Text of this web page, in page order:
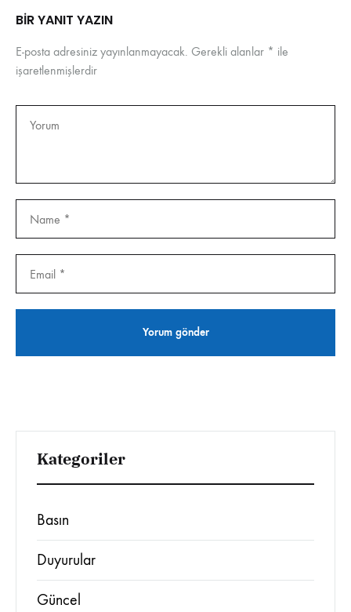
BIR YANIT YAZIN
E-posta adresiniz yayınlanmayacak. Gerekli alanlar * ile
işaretlenmişlerdir
Kategoriler
Basın
Duyurular
Güncel